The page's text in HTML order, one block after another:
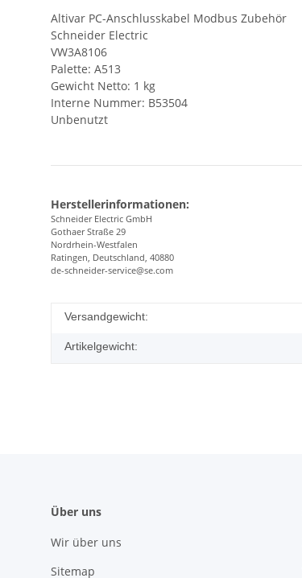
Altivar PC-Anschlusskabel Modbus Zubehör
Schneider Electric
VW3A8106
Palette: A513
Gewicht Netto: 1 kg
Interne Nummer: B53504
Unbenutzt
Herstellerinformationen:
Schneider Electric GmbH
Gothaer Straße 29
Nordrhein-Westfalen
Ratingen, Deutschland, 40880
de-schneider-service@se.com
Versandgewicht:
Artikelgewicht:
Über uns
Wir über uns
Sitemap